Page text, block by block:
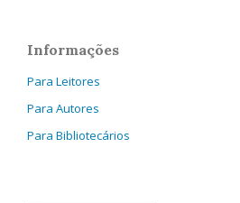
Informações
Para Leitores
Para Autores
Para Bibliotecários